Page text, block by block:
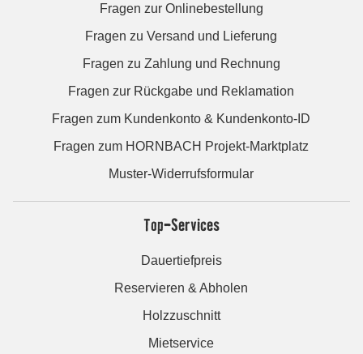
Fragen zur Onlinebestellung
Fragen zu Versand und Lieferung
Fragen zu Zahlung und Rechnung
Fragen zur Rückgabe und Reklamation
Fragen zum Kundenkonto & Kundenkonto-ID
Fragen zum HORNBACH Projekt-Marktplatz
Muster-Widerrufsformular
Top-Services
Dauertiefpreis
Reservieren & Abholen
Holzzuschnitt
Mietservice